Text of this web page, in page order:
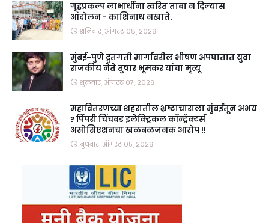
गृहप्रकल्प लाभार्थींना त्वरित ताबा न दिल्यास
आंदोलन - काशिनाथ नखाते.
शनिवार, ऑगस्ट ०८, २०२६
मुंबई-पुणे द्रुतगती मार्गावरील भीषण अपघातात युवा
राजकीय नेते तुषार भूमकर यांचा मृत्यू
शुक्रवार, ऑगस्ट ०७, २०२६
महावितरणच्या शहरातील भ्रष्टाचाराला मुंबईतून अभय
? पिंपरी चिंचवड इलेक्ट्रिकल कॉन्ट्रॅक्टर्स
असोसिएशनचा खळबळजनक आरोप !!
बुधवार, ऑगस्ट ०५, २०२६